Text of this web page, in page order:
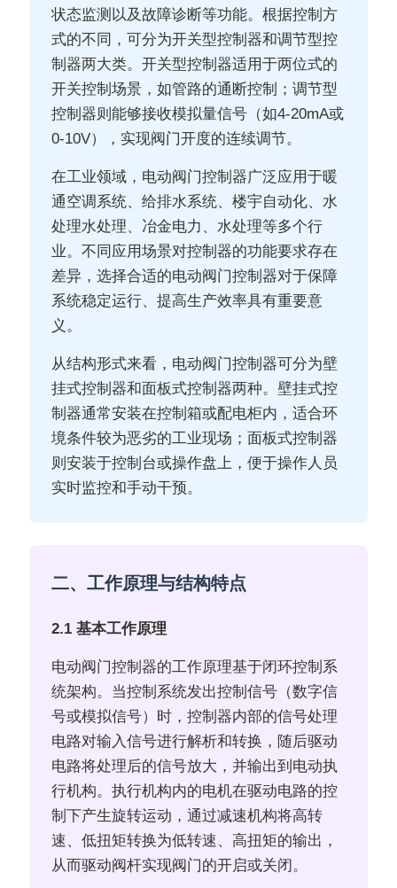
状态监测以及故障诊断等功能。根据控制方
式的不同，可分为开关型控制器和调节型控
制器两大类。开关型控制器适用于两位式的
开关控制场景，如管路的通断控制；调节型
控制器则能够接收模拟量信号（如4-20mA或
0-10V），实现阀门开度的连续调节。
在工业领域，电动阀门控制器广泛应用于暖
通空调系统、给排水系统、楼宇自动化、水
处理水处理、冶金电力、水处理等多个行
业。不同应用场景对控制器的功能要求存在
差异，选择合适的电动阀门控制器对于保障
系统稳定运行、提高生产效率具有重要意
义。
从结构形式来看，电动阀门控制器可分为壁
挂式控制器和面板式控制器两种。壁挂式控
制器通常安装在控制箱或配电柜内，适合环
境条件较为恶劣的工业现场；面板式控制器
则安装于控制台或操作盘上，便于操作人员
实时监控和手动干预。
二、工作原理与结构特点
2.1 基本工作原理
电动阀门控制器的工作原理基于闭环控制系
统架构。当控制系统发出控制信号（数字信
号或模拟信号）时，控制器内部的信号处理
电路对输入信号进行解析和转换，随后驱动
电路将处理后的信号放大，并输出到电动执
行机构。执行机构内的电机在驱动电路的控
制下产生旋转运动，通过减速机构将高转
速、低扭矩转换为低转速、高扭矩的输出，
从而驱动阀杆实现阀门的开启或关闭。